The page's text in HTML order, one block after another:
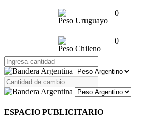
Peso Uruguayo
0
Peso Chileno
0
ESPACIO PUBLICITARIO